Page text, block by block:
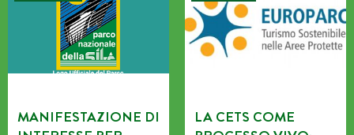
MANIFESTAZIONE DI
LA CETS COME